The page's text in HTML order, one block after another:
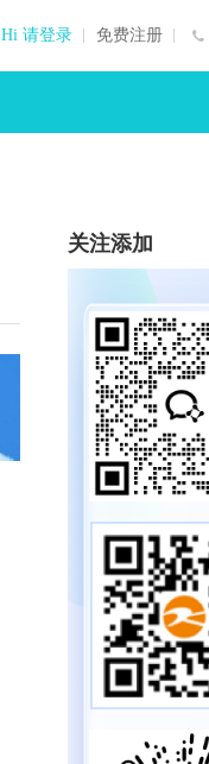
Hi 请登录 免费注册
关注添加